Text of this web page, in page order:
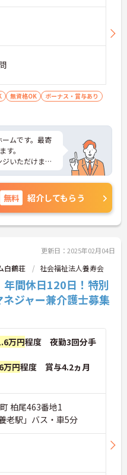
無資格OK
ボーナス・賞与あり
ムです。最寄
す。
いただけま
れてしっかり
トなど、さら
にご相談くだ
無料 紹介してもらう
更新日：2025年02月04日
白鶴荘 社会福祉法人養寿会
年間休日120日！特別
ジャー兼介護士募集
万円程度 夜勤3回分手
万円程度 賞与4.2ヵ月
柏尾463番地1
老駅」バス・車5分